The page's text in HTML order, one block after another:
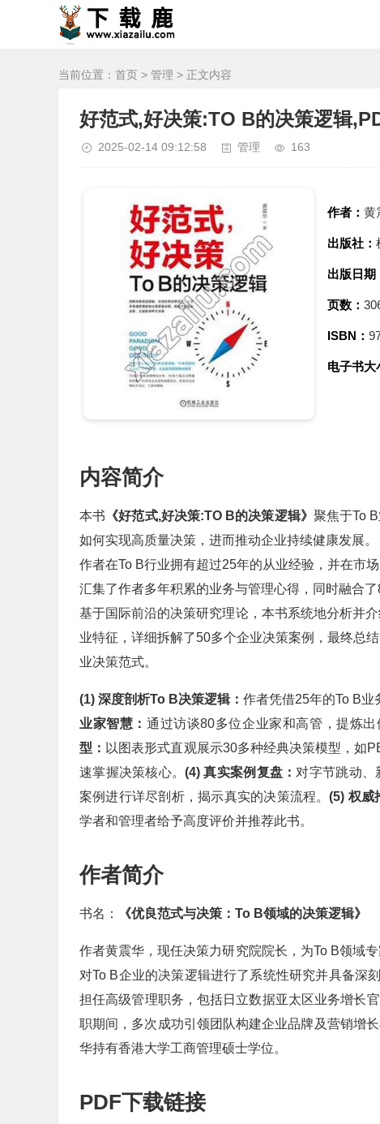
当前位置： 首页 > 管理 > 正文内容
好范式,好决策:TO B的决策逻辑
2025-02-14 09:12:58 管理 163
作者： 黄
出版社：
出版日期
页数：
ISBN：
电子书大
内容简介
本书 《好范式,好决策:TO B的决策逻辑》 聚焦于To
如何实现高质量决策，进而推动企业持续健康发展。
作者在To B行业拥有超过25年的从业经验，并在市
汇集了作者多年积累的业务与管理心得，同时融合
基于国际前沿的决策研究理论，本书系统地分析并
业特征，详细拆解了50多个企业决策案例，最终总
业决策范式。
(1) 深度剖析To B决策逻辑：作者凭借25年的To B业
业家智慧： 通过访谈80多位企业家和高管，提炼
型： 以图表形式直观展示30多种经典决策模型，如
速掌握决策核心。(4) 真实案例复盘： 对字节跳动、
案例进行详尽剖析，揭示真实的决策流程。(5) 权威
学者和管理者给予高度评价并推荐此书。
作者简介
书名： 《优良范式与决策：To B领域的决策逻辑》
作者黄震华，现任决策力研究院院长，为To B领域
对To B企业的决策逻辑进行了系统性研究并具备深
担任高级管理职务，包括日立数据亚太区业务增长
职期间，多次成功引领团队构建企业品牌及营销增
华持有香港大学工商管理硕士学位。
PDF下载链接